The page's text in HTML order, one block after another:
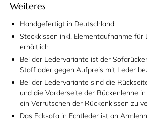
Weiteres
Handgefertigt in Deutschland
Steckkissen inkl. Elementaufnahme für
erhältlich
Bei der Ledervariante ist der
Stoff oder gegen Aufpreis mit Leder
Bei der Ledervariante sind die
und die Vorderseite der Rückenlehne
ein Verrutschen der Rückenkissen zu
Das Ecksofa in Echtleder ist an